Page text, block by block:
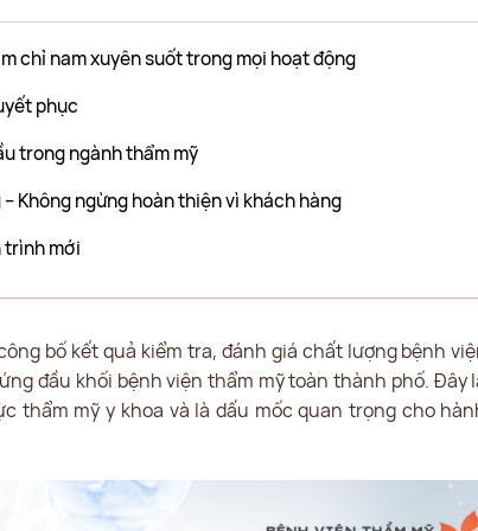
chỉ nam xuyên suốt trong mọi hoạt động
phục
trong ngành thẩm mỹ
Không ngừng hoàn thiện vì khách hàng
trình mới
bố kết quả kiểm tra, đánh giá chất lượng bệnh
đầu khối bệnh viện thẩm mỹ toàn thành phố.
thẩm mỹ y khoa và là dấu mốc quan trọng cho